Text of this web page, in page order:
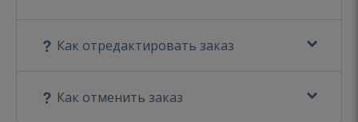
Как отредактировать заказ
Как отменить заказ